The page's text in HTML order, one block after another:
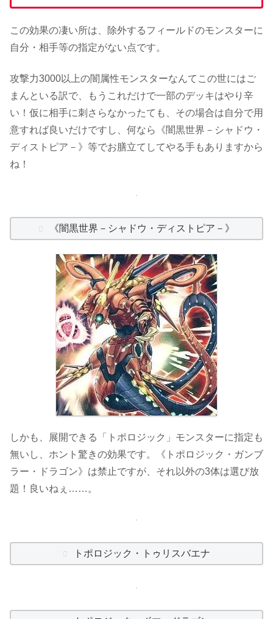
この効果の凄い所は、除外するフィールドのモンスターに
自分・相手等の指定がない点です。
攻撃力3000以上の闇属性モンスターなんてこの世にはご
まんといる訳で、もうこれだけで一部のデッキはやり辛
い！仮に相手に刺さらなかったても、その場合は自分で用
意すれば良いだけですし、何なら《闇黒世界－シャドウ・
ディストピア－》等でお膳立てしてやる手もありますから
ね！
《闇黒世界－シャドウ・ディストピア－》
しかも、展開できる「トポロジック」モンスターに指定も
無いし、ホント驚きの効果です。《トポロジック・ガンブ
ラー・ドラゴン》は禁止ですが、それ以外の3体は選び放
題！良いねぇ……。
トポロジック・トゥリスバエナ